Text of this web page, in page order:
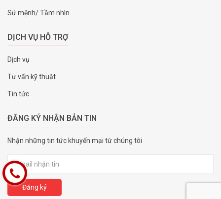
Sứ mệnh/ Tầm nhìn
DỊCH VỤ HỖ TRỢ
Dịch vụ
Tư vấn kỹ thuật
Tin tức
ĐĂNG KÝ NHẬN BẢN TIN
Nhận những tin tức khuyến mại từ chúng tôi
Đăng ký